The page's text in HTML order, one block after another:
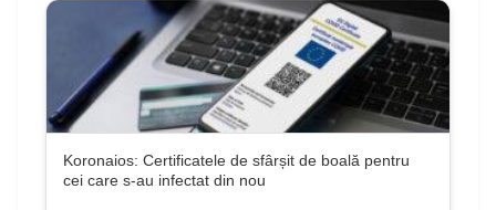
Koronaios: Certificatele de sfârșit de boală pentru
cei care s-au infectat din nou